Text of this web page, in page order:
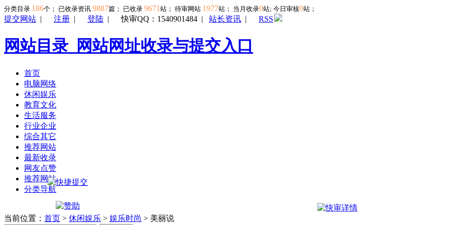
分类目录 186个； 已收录资讯 9887篇； 已收录 9671 站； 待审网站 1977站； 当月收录0站; 今日审核0站；
提交网站 | 注册 | 登陆 |快审QQ：1540901484 | 站长资讯 | RSS
网站目录_网站网址收录与提交入口
首页
电脑网络
休闲娱乐
教育文化
生活服务
行业企业
综合其它
推荐网站
最新收录
网友点赞
推荐网站
分类导航
当前位置： 首页 > 休闲娱乐 > 娱乐时尚 > 美丽说